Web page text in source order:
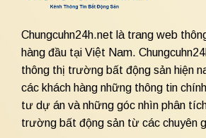
Chungcuhn24h.net là trang web
hàng đầu tại Việt Nam.
thông thị trường bất động sản hiện
các khách hàng những thông tin
tư dự án và những góc nhìn phân
trường bất động sản từ các chuyên